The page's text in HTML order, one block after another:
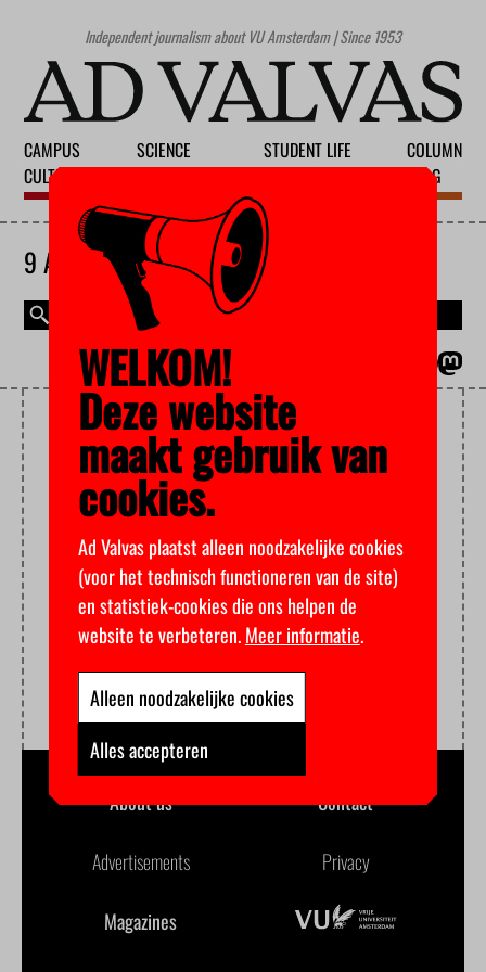
Independent journalism about VU Amsterdam | Since 1953
CAMPUS
CULTURE
SCIENCE
STUDENT LIFE
COLUMN
BLOG
9 AUGUST 2026
MAGAZINE
STOLEN
About us Contact
Advertisements Privacy
Magazines
WELKOM!
Deze website
maakt gebruik van
cookies.
Ad Valvas plaatst alleen noodzakelijke cookies
(voor het technisch functioneren van de site)
en statistiek-cookies die ons helpen de
website te verbeteren.Meer informatie.
Alleen noodzakelijke cookies
Alles accepteren